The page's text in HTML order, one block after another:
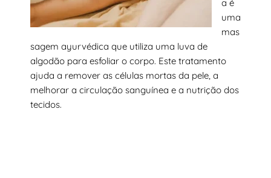
a é
uma
mas
sagem ayurvédica que utiliza uma luva de
algodão para esfoliar o corpo. Este tratamento
ajuda a remover as células mortas da pele, a
melhorar a circulação sanguínea e a nutrição dos
tecidos.